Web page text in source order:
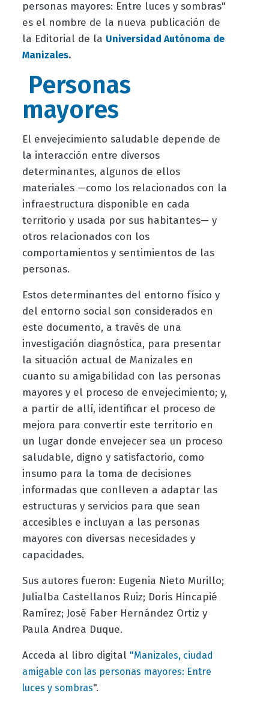
personas mayores: Entre luces y sombras"
es el nombre de la nueva publicación de
la Editorial de la Universidad Autónoma de
Manizales.
Personas
mayores
El envejecimiento saludable depende de
la interacción entre diversos
determinantes, algunos de ellos
materiales —como los relacionados con la
infraestructura disponible en cada
territorio y usada por sus habitantes— y
otros relacionados con los
comportamientos y sentimientos de las
personas.
Estos determinantes del entorno físico y
del entorno social son considerados en
este documento, a través de una
investigación diagnóstica, para presentar
la situación actual de Manizales en
cuanto su amigabilidad con las personas
mayores y el proceso de envejecimiento; y,
a partir de allí, identificar el proceso de
mejora para convertir este territorio en
un lugar donde envejecer sea un proceso
saludable, digno y satisfactorio, como
insumo para la toma de decisiones
informadas que conlleven a adaptar las
estructuras y servicios para que sean
accesibles e incluyan a las personas
mayores con diversas necesidades y
capacidades.
Sus autores fueron: Eugenia Nieto Murillo;
Julialba Castellanos Ruiz; Doris Hincapié
Ramírez; José Faber Hernández Ortiz y
Paula Andrea Duque.
Acceda al libro digital "Manizales, ciudad
amigable con las personas mayores: Entre
luces y sombras".